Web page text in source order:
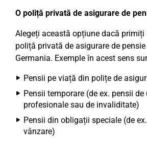
O poliță privată de asigurare de
Alegeți această opțiune dacă primiți
poliță privată de asigurare de
Germania. Exemple în acest sens
Pensii pe viață din polițe de
Pensii temporare (de ex. pensii de
profesionale sau de invaliditate)
Pensii din obligații speciale (de
vânzare)